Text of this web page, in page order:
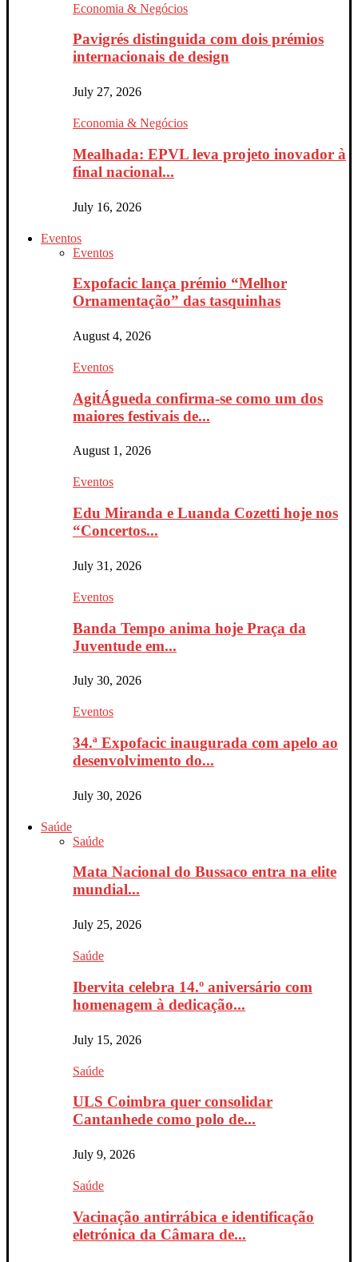
Economia & Negócios
Pavigrés distinguida com dois prémios
internacionais de design
July 27, 2026
Economia & Negócios
Mealhada: EPVL leva projeto inovador à
final nacional...
July 16, 2026
Eventos
Eventos
Expofacic lança prémio “Melhor
Ornamentação” das tasquinhas
August 4, 2026
Eventos
AgitÁgueda confirma-se como um dos
maiores festivais de...
August 1, 2026
Eventos
Edu Miranda e Luanda Cozetti hoje nos
“Concertos...
July 31, 2026
Eventos
Banda Tempo anima hoje Praça da
Juventude em...
July 30, 2026
Eventos
34.ª Expofacic inaugurada com apelo ao
desenvolvimento do...
July 30, 2026
Saúde
Saúde
Mata Nacional do Bussaco entra na elite
mundial...
July 25, 2026
Saúde
Ibervita celebra 14.º aniversário com
homenagem à dedicação...
July 15, 2026
Saúde
ULS Coimbra quer consolidar
Cantanhede como polo de...
July 9, 2026
Saúde
Vacinação antirrábica e identificação
eletrónica da Câmara de...